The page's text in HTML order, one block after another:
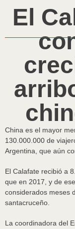
El
China es el mayor
130.000.000 de
Argentina, que aún
El Calafate recibió a
que en 2017, y de
considerados meses
santacruceño.
La coordinadora del